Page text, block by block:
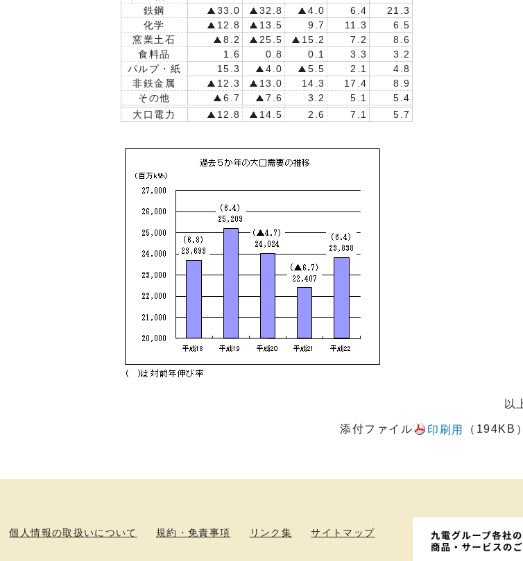
鉄鋼
33.0 32.8 4.0 6.4
21.3
化学
12.8 13.5 9.7 11.3
6.5
窯業土石
8.2 25.5 15.2 7.2
8.6
食料品
1.6 0.8 0.1 3.3
3.2
パルプ・紙
15.3 4.0 5.5 2.1
4.8
非鉄金属
12.3 13.0 14.3 17.4
8.9
その他
6.7 7.6 3.2 5.1
5.4
大口電力
12.8 14.5 2.6 7.1 5.7
以
添付ファイル 印刷用 （194KB）
個人情報の取扱いについて 規約・免責事項 リンク集 サイトマップ